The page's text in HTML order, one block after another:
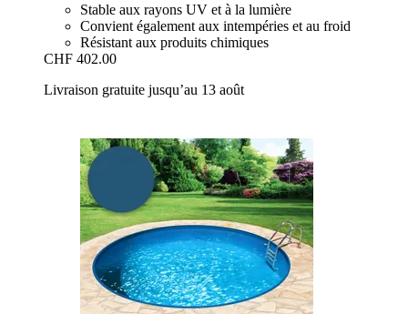
Stable aux rayons UV et à la lumière
Convient également aux intempéries et au froid
Résistant aux produits chimiques
CHF 402.00
Livraison gratuite jusqu’au 13 août